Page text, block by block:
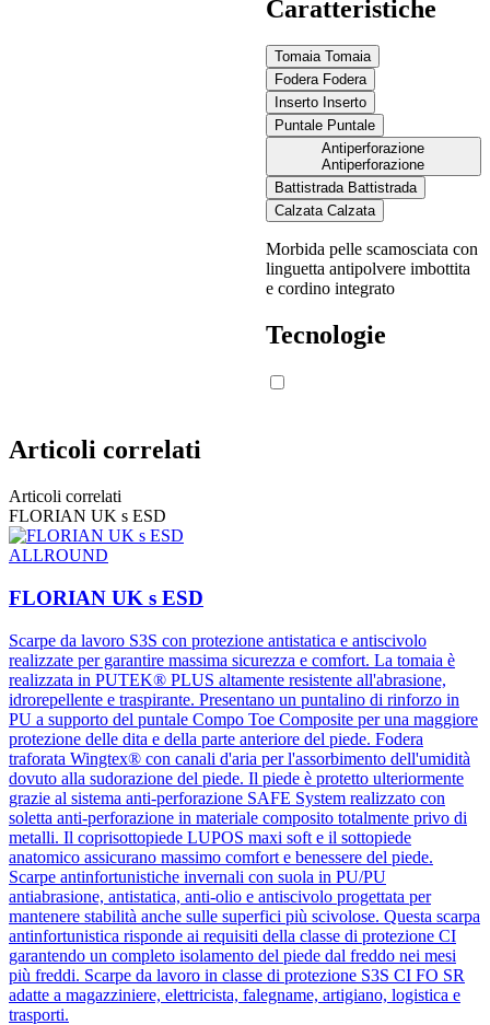
Valori misurati secondo i requisiti della norma EN ISO
20345:2022, con metodo di prova definito dalla EN 13287.
LUPOS
calzatura
inclinata verso il
inclinata verso la
Resistenza allo
scivolamento su
piastrella in
acqua + NaLS
tacco di 7°
inclinata verso la
Caratteristiche
Tomaia Tomaia
Fodera Fodera
Inserto Inserto
Puntale Puntale
Antiperforazione
Antiperforazione
Battistrada Battistrada
Calzata Calzata
Morbida pelle scamosciata con
linguetta antipolvere imbottita
e cordino integrato
Tecnologie
Articoli correlati
Articoli correlati
FLORIAN UK s ESD
ALLROUND
FLORIAN UK s ESD
Scarpe da lavoro S3S con protezione antistatica e antiscivolo
realizzate per garantire massima sicurezza e comfort. La tomaia è
realizzata in PUTEK® PLUS altamente resistente all'abrasione,
idrorepellente e traspirante. Presentano un puntalino di rinforzo in
PU a supporto del puntale Compo Toe Composite per una maggiore
protezione delle dita e della parte anteriore del piede. Fodera
traforata Wingtex® con canali d'aria per l'assorbimento dell'umidità
dovuto alla sudorazione del piede. Il piede è protetto ulteriormente
grazie al sistema anti-perforazione SAFE System realizzato con
soletta anti-perforazione in materiale composito totalmente privo di
metalli. Il coprisottopiede LUPOS maxi soft e il sottopiede
anatomico assicurano massimo comfort e benessere del piede.
Scarpe antinfortunistiche invernali con suola in PU/PU
antiabrasione, antistatica, anti-olio e antiscivolo progettata per
mantenere stabilità anche sulle superfici più scivolose. Questa scarpa
antinfortunistica risponde ai requisiti della classe di protezione CI
garantendo un completo isolamento del piede dal freddo nei mesi
più freddi. Scarpe da lavoro in classe di protezione S3S CI FO SR
adatte a magazziniere, elettricista, falegname, artigiano, logistica e
trasporti.